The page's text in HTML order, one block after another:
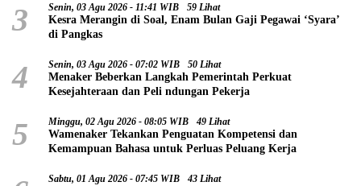
3 Senin, 03 Agu 2026 - 11:41 WIB 59 Lihat
Kesra Merangin di Soal, Enam Bulan Gaji Pegawai ‘Syara’
di Pangkas
4 Senin, 03 Agu 2026 - 07:02 WIB 50 Lihat
Menaker Beberkan Langkah Pemerintah Perkuat
Kesejahteraan dan Peli ndungan Pekerja
5 Minggu, 02 Agu 2026 - 08:05 WIB 49 Lihat
Wamenaker Tekankan Penguatan Kompetensi dan
Kemampuan Bahasa untuk Perluas Peluang Kerja
Sabtu, 01 Agu 2026 - 07:45 WIB 43 Lihat